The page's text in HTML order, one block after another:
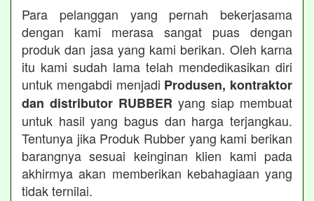
Para pelanggan yang pernah bekerjasama
dengan kami merasa sangat puas dengan
produk dan jasa yang kami berikan. Oleh karna
itu kami sudah lama telah mendedikasikan diri
untuk mengabdi menjadi Produsen, kontraktor
dan distributor RUBBER yang siap membuat
untuk hasil yang bagus dan harga terjangkau.
Tentunya jika Produk Rubber yang kami berikan
barangnya sesuai keinginan klien kami pada
akhirmya akan memberikan kebahagiaan yang
tidak ternilai.